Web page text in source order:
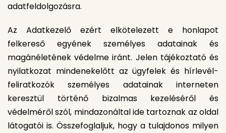
adatfeldolgozásra.
Az Adatkezelő ezért elkötelezett e honlapot
felkereső egyének személyes adatainak és
magánéletének védelme iránt. Jelen tájékoztató és
nyilatkozat mindenekelőtt az ügyfelek és hírlevél-
feliratkozók személyes adatainak interneten
keresztül történő bizalmas kezeléséről és
védelméről szól, mindazonáltal ide tartoznak az oldal
látogatói is. Összefoglaljuk, hogy a tulajdonos milyen